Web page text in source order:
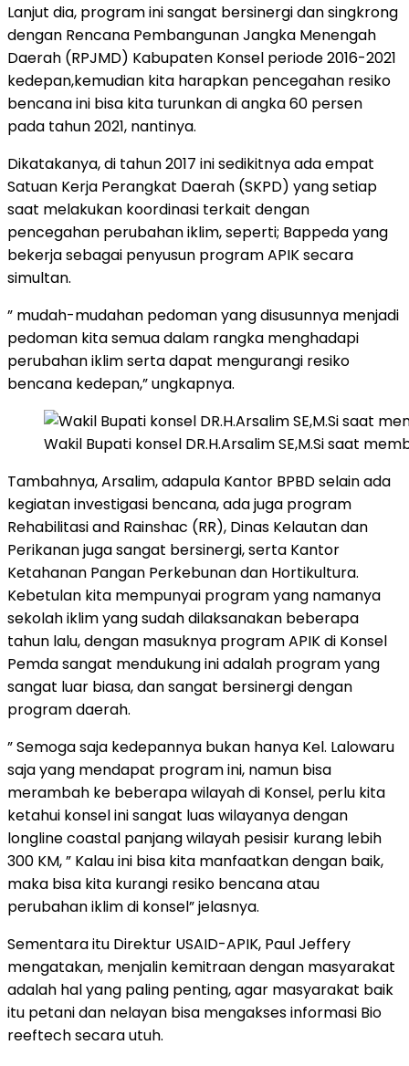
Lanjut dia, program ini sangat bersinergi dan singkrong
dengan Rencana Pembangunan Jangka Menengah
Daerah (RPJMD) Kabupaten Konsel periode 2016-2021
kedepan,kemudian kita harapkan pencegahan resiko
bencana ini bisa kita turunkan di angka 60 persen
pada tahun 2021, nantinya.
Dikatakanya, di tahun 2017 ini sedikitnya ada empat
Satuan Kerja Perangkat Daerah (SKPD) yang setiap
saat melakukan koordinasi terkait dengan
pencegahan perubahan iklim, seperti; Bappeda yang
bekerja sebagai penyusun program APIK secara
simultan.
” mudah-mudahan pedoman yang disusunnya menjadi
pedoman kita semua dalam rangka menghadapi
perubahan iklim serta dapat mengurangi resiko
bencana kedepan,” ungkapnya.
Wakil Bupati konsel DR.H.Arsalim SE,M.Si saat
Tambahnya, Arsalim, adapula Kantor BPBD selain ada
kegiatan investigasi bencana, ada juga program
Rehabilitasi and Rainshac (RR), Dinas Kelautan dan
Perikanan juga sangat bersinergi, serta Kantor
Ketahanan Pangan Perkebunan dan Hortikultura.
Kebetulan kita mempunyai program yang namanya
sekolah iklim yang sudah dilaksanakan beberapa
tahun lalu, dengan masuknya program APIK di Konsel
Pemda sangat mendukung ini adalah program yang
sangat luar biasa, dan sangat bersinergi dengan
program daerah.
” Semoga saja kedepannya bukan hanya Kel. Lalowaru
saja yang mendapat program ini, namun bisa
merambah ke beberapa wilayah di Konsel, perlu kita
ketahui konsel ini sangat luas wilayanya dengan
longline coastal panjang wilayah pesisir kurang lebih
300 KM, ” Kalau ini bisa kita manfaatkan dengan baik,
maka bisa kita kurangi resiko bencana atau
perubahan iklim di konsel” jelasnya.
Sementara itu Direktur USAID-APIK, Paul Jeffery
mengatakan, menjalin kemitraan dengan masyarakat
adalah hal yang paling penting, agar masyarakat baik
itu petani dan nelayan bisa mengakses informasi Bio
reeftech secara utuh.